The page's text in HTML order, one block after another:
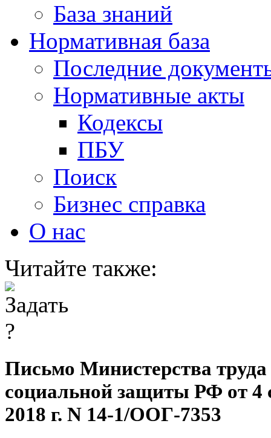
База знаний
Нормативная база
Последние
Нормативные акты
Кодексы
ПБУ
Поиск
Бизнес справка
О нас
Читайте также:
Письмо Министерства
социальной защиты РФ от 4
2018 г. N 14-1/ООГ-7353